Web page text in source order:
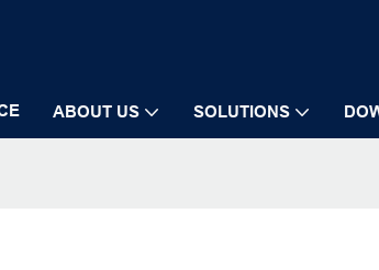
ABOUT US SOLUTIONS